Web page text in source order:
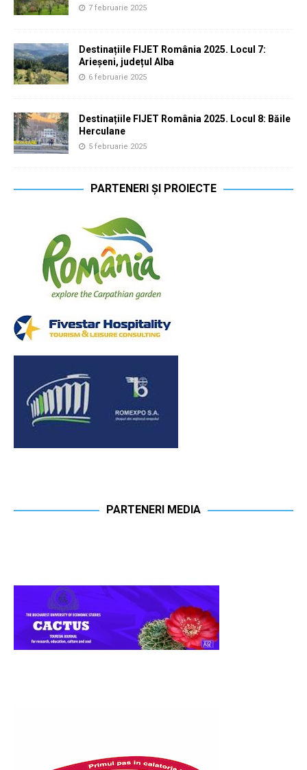
7 februarie 2025
Destinațiile FIJET România 2025. Locul 7:
Arieșeni, județul Alba
6 februarie 2025
Destinațiile FIJET România 2025. Locul 8: Băile
Herculane
5 februarie 2025
PARTENERI ȘI PROIECTE
PARTENERI MEDIA